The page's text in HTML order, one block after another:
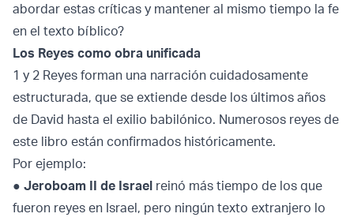
abordar estas críticas y mantener al mismo tiempo la fe
en el texto bíblico?
Los Reyes como obra unificada
1 y 2 Reyes forman una narración cuidadosamente
estructurada, que se extiende desde los últimos años
de David hasta el exilio babilónico. Numerosos reyes de
este libro están confirmados históricamente.
Por ejemplo:
● Jeroboam II de Israel reinó más tiempo de los que
fueron reyes en Israel, pero ningún texto extranjero lo